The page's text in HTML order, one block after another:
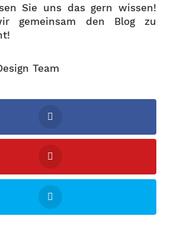
Sie uns das gern wissen!
gemeinsam den Blog zu
Team